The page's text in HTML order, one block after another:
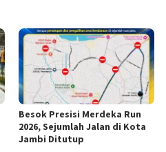
Besok Presisi Merdeka Run
2026, Sejumlah Jalan di Kota
Jambi Ditutup